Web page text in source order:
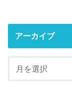
アーカイブ